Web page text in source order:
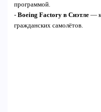
программой.
- Boeing Factory в Сиэтле—
гражданских самолётов.